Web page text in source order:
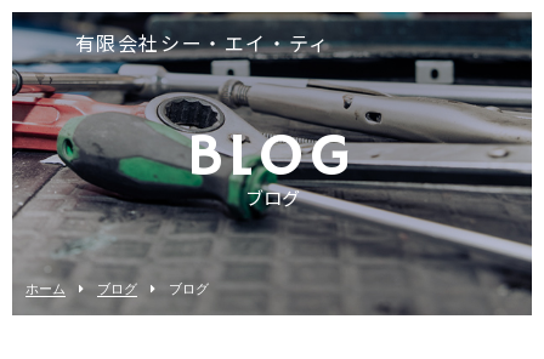
有限会社シー・エイ・ティ
BLOG
ブログ
ホーム ブログ ブログ